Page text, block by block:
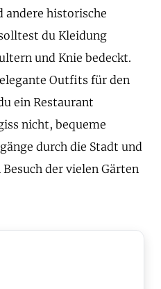
andere historische
du Kleidung
und Knie bedeckt.
Outfits für den
ein Restaurant
nicht, bequeme
durch die Stadt und
der vielen Gärten